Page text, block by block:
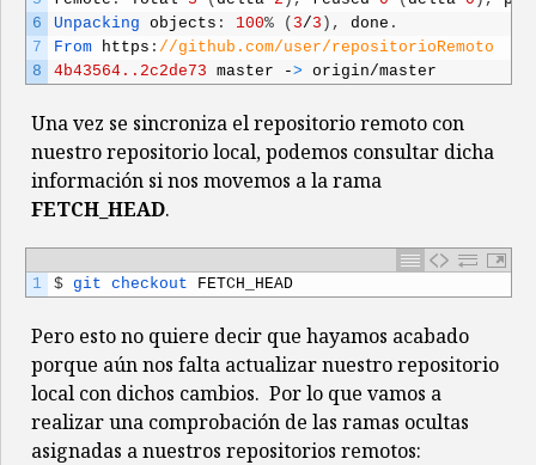
6
7
8
Unpacking objects : 100% ( 3/3 ) , done .
From https : //github.com/user/repositorioRemoto
4b43564..2c2de73 master -> origin/master
Una vez se sincroniza el repositorio remoto con
nuestro repositorio local, podemos consultar dicha
información si nos movemos a la rama
FETCH_HEAD.
1 $ git checkout FETCH_HEAD
Pero esto no quiere decir que hayamos acabado
porque aún nos falta actualizar nuestro repositorio
local con dichos cambios. Por lo que vamos a
realizar una comprobación de las ramas ocultas
asignadas a nuestros repositorios remotos: